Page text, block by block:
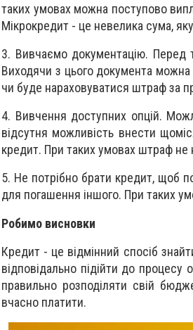
таких умовах можна поступово
Мікрокредит - це невелика сума,
3. Вивчаємо документацію. Перед
Виходячи з цього документа можна
чи буде нараховуватися штраф за
4. Вивчення доступних опцій.
відсутня можливість внести
кредит. При таких умовах штраф не
5. Не потрібно брати кредит, щоб
для погашення іншого. При таких
Робимо висновки
Кредит - це відмінний спосіб
відповідально підійти до
правильно розподіляти свій
вчасно платити.